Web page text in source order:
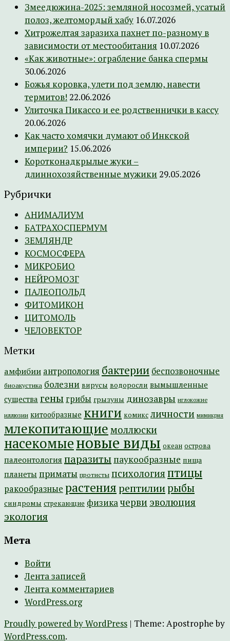
Змеедюжина-2025: земляной носозмей, усатый
полоз, желтомордый хабу 16.07.2026
Хитрожелтая заразиха пахнет по-разному в
зависимости от местообитания 10.07.2026
«Как животные»: ограбление банка спермы
30.06.2026
Божья коровка, улети под землю, навести
термитов! 22.06.2026
Улиточка Пикассо и ее родственнички в кассу
20.06.2026
Как часто хомячки думают об Инкской
империи? 15.06.2026
Коротконадкрылые жуки –
длиннохозяйственные мужики 29.05.2026
Рубрички
АНИМАЛИУМ
БАТРАХОСПЕРМУМ
ЗЕМЛЯНДР
КОСМОСФЕРА
МИКРОБИО
НЕЙРОМОЗГ
ПАЛЕОПОЛЬД
ФИТОМИКОН
ЦИТОМОЛЬ
ЧЕЛОВЕКТОР
Метки
амфибии антропология бактерии беспозвоночные
биоакустика болезни вирусы водоросли вымышленные
существа гены грибы грызуны динозавры иглокожие
иллюзии китообразные книги комикс личности мимикрия
млекопитающие моллюски
насекомыеновые виды океан острова
палеонтология паразиты паукообразные пища
планеты приматы протисты психология птицы
ракообразные растениярептилиирыбы
синдромы стрекающие физикачерви эволюция
экология
Мета
Войти
Лента записей
Лента комментариев
WordPress.org
Proudly powered by WordPress | Theme: Apostrophe by
WordPress.com.